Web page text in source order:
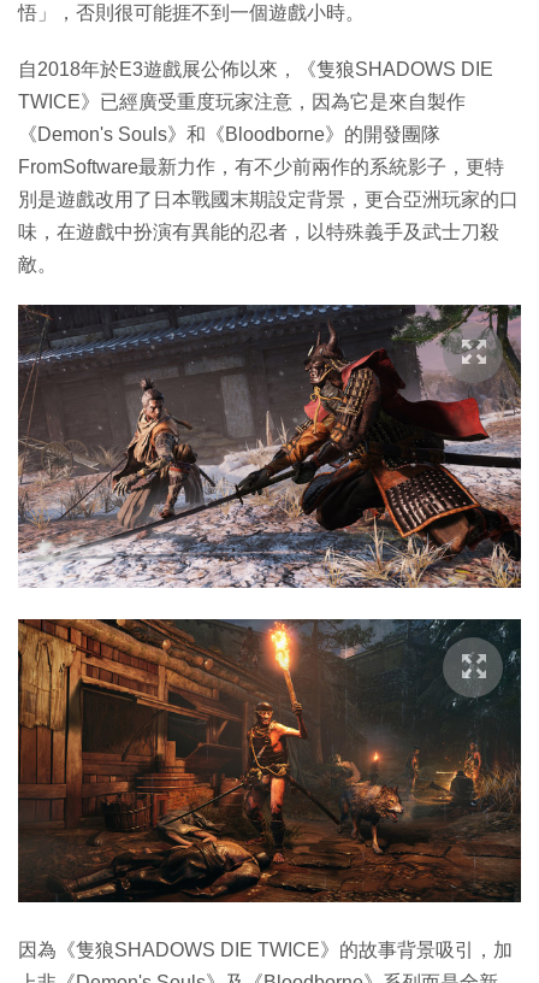
悟」，否則很可能捱不到一個遊戲小時。
自2018年於E3遊戲展公佈以來，《隻狼SHADOWS DIE
TWICE》已經廣受重度玩家注意，因為它是來自製作
《Demon's Souls》和《Bloodborne》的開發團隊
FromSoftware最新力作，有不少前兩作的系統影子，更特
別是遊戲改用了日本戰國末期設定背景，更合亞洲玩家的口
味，在遊戲中扮演有異能的忍者，以特殊義手及武士刀殺
敵。
因為《隻狼SHADOWS DIE TWICE》的故事背景吸引，加